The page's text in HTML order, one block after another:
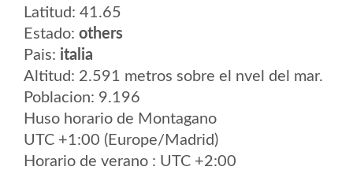
Latitud: 41.65
Estado: others
Pais: italia
Altitud: 2.591 metros sobre el nvel del mar.
Poblacion: 9.196
Huso horario de Montagano
UTC +1:00 (Europe/Madrid)
Horario de verano : UTC +2:00